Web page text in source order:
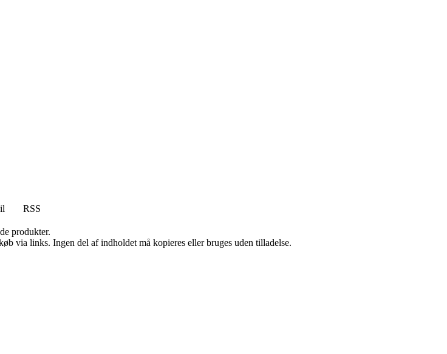
RSS
produkter.
via links. Ingen del af indholdet må kopieres eller bruges uden tilladelse.